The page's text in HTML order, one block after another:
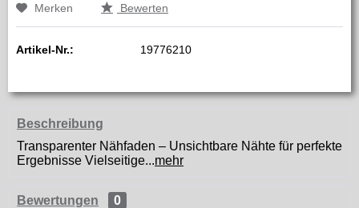
Merken Bewerten
Artikel-Nr.: 19776210
Beschreibung
Transparenter Nähfaden – Unsichtbare Nähte für perfekte
Ergebnisse Vielseitige...mehr
Bewertungen
0